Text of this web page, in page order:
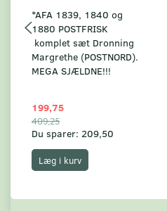
*AFA 1839, 1840 og
1880 POSTFRISK
komplet sæt Dronning
Margrethe (POSTNORD).
MEGA SJÆLDNE!!!
199,75
409,25
Du sparer: 209,50
Læg i kurv